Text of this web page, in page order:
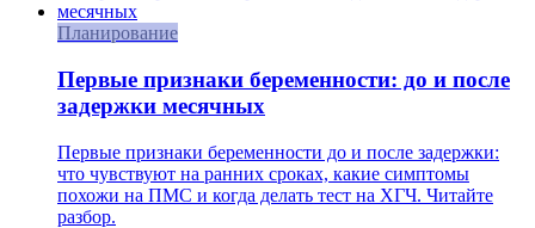
Планирование
Первые признаки беременности: до и после
задержки месячных
Первые признаки беременности до и после задержки:
что чувствуют на ранних сроках, какие симптомы
похожи на ПМС и когда делать тест на ХГЧ. Читайте
разбор.